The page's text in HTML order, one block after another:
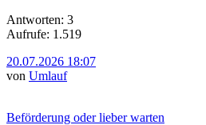
Antworten: 3
Aufrufe: 1.519
20.07.2026 18:07
von Umlauf
Beförderung oder lieber warten